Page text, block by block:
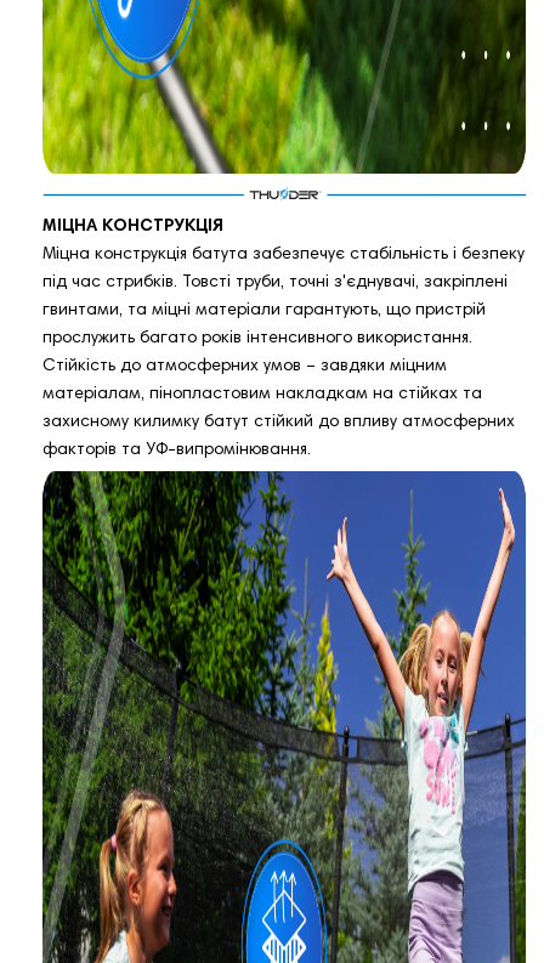
МІЦНА КОНСТРУКЦІЯ
Міцна конструкція батута забезпечує стабільність і безпеку
під час стрибків. Товсті труби, точні з'єднувачі, закріплені
гвинтами, та міцні матеріали гарантують, що пристрій
прослужить багато років інтенсивного використання.
Стійкість до атмосферних умов – завдяки міцним
матеріалам, пінопластовим накладкам на стійках та
захисному килимку батут стійкий до впливу атмосферних
факторів та УФ-випромінювання.